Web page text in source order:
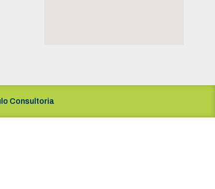
Consultoria